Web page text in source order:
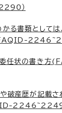
）
る書類としては
委任状の書き
破産歴が記載
2246~2249